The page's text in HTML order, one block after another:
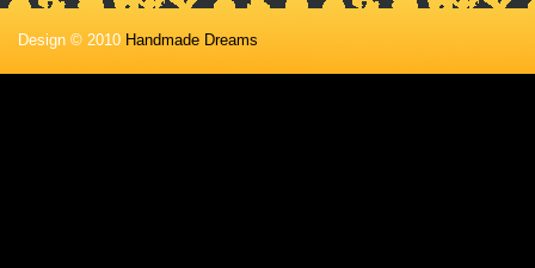
Design © 2010 Handmade Dreams